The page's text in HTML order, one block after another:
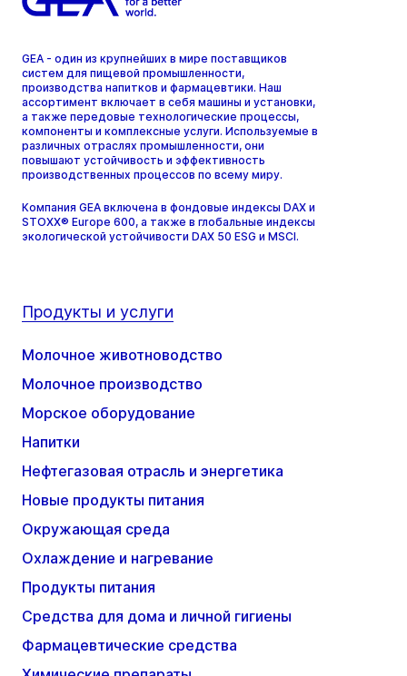
GEA - один из крупнейших в мире поставщиков
систем для пищевой промышленности,
производства напитков и фармацевтики. Наш
ассортимент включает в себя машины и установки,
а также передовые технологические процессы,
компоненты и комплексные услуги. Используемые в
различных отраслях промышленности, они
повышают устойчивость и эффективность
производственных процессов по всему миру.
Компания GEA включена в фондовые индексы DAX и
STOXX® Europe 600, а также в глобальные индексы
экологической устойчивости DAX 50 ESG и MSCI.
Продукты и услуги
Молочное животноводство
Молочное производство
Морское оборудование
Напитки
Нефтегазовая отрасль и энергетика
Новые продукты питания
Окружающая среда
Охлаждение и нагревание
Продукты питания
Средства для дома и личной гигиены
Фармацевтические средства